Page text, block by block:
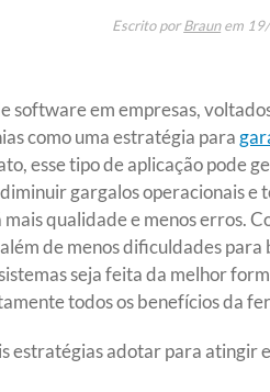
Escrito porBraunem
software em empresas,
como uma estratégia para
esse tipo de aplicação pode
gargalos operacionais e
qualidade e menos erros.
de menos dificuldades para
seja feita da melhor
todos os benefícios da
estratégias adotar para atingir